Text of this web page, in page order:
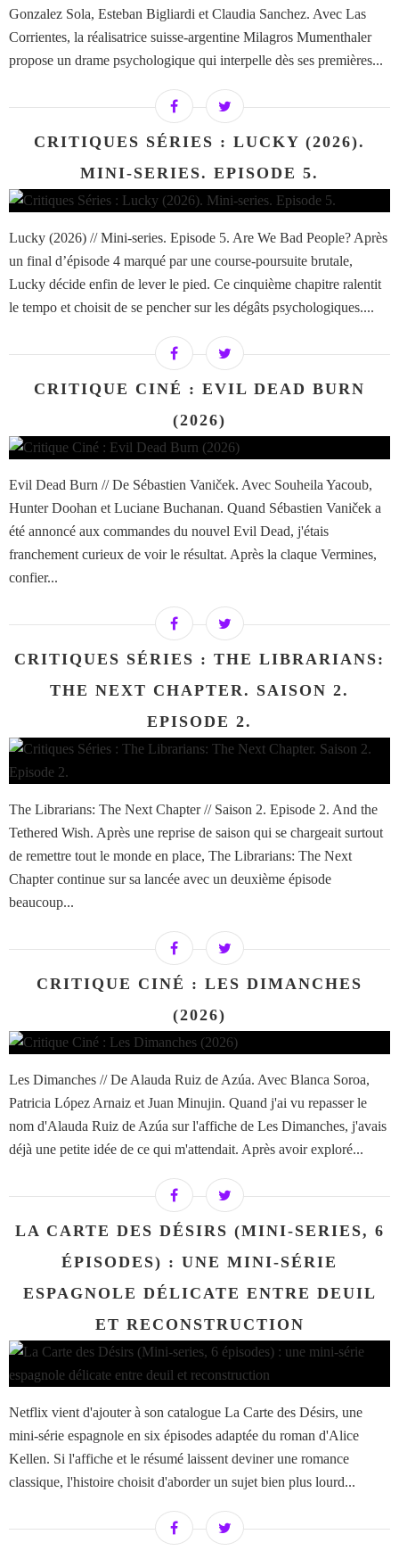
Gonzalez Sola, Esteban Bigliardi et Claudia Sanchez. Avec Las
Corrientes, la réalisatrice suisse-argentine Milagros Mumenthaler
propose un drame psychologique qui interpelle dès ses premières...
CRITIQUES SÉRIES : LUCKY (2026).
MINI-SERIES. EPISODE 5.
Lucky (2026) // Mini-series. Episode 5. Are We Bad People? Après
un final d’épisode 4 marqué par une course-poursuite brutale,
Lucky décide enfin de lever le pied. Ce cinquième chapitre ralentit
le tempo et choisit de se pencher sur les dégâts psychologiques....
CRITIQUE CINÉ : EVIL DEAD BURN
(2026)
Evil Dead Burn // De Sébastien Vaniček. Avec Souheila Yacoub,
Hunter Doohan et Luciane Buchanan. Quand Sébastien Vaniček a
été annoncé aux commandes du nouvel Evil Dead, j'étais
franchement curieux de voir le résultat. Après la claque Vermines,
confier...
CRITIQUES SÉRIES : THE LIBRARIANS:
THE NEXT CHAPTER. SAISON 2.
EPISODE 2.
The Librarians: The Next Chapter // Saison 2. Episode 2. And the
Tethered Wish. Après une reprise de saison qui se chargeait surtout
de remettre tout le monde en place, The Librarians: The Next
Chapter continue sur sa lancée avec un deuxième épisode
beaucoup...
CRITIQUE CINÉ : LES DIMANCHES
(2026)
Les Dimanches // De Alauda Ruiz de Azúa. Avec Blanca Soroa,
Patricia López Arnaiz et Juan Minujin. Quand j'ai vu repasser le
nom d'Alauda Ruiz de Azúa sur l'affiche de Les Dimanches, j'avais
déjà une petite idée de ce qui m'attendait. Après avoir exploré...
LA CARTE DES DÉSIRS (MINI-SERIES, 6
ÉPISODES) : UNE MINI-SÉRIE
ESPAGNOLE DÉLICATE ENTRE DEUIL
ET RECONSTRUCTION
Netflix vient d'ajouter à son catalogue La Carte des Désirs, une
mini-série espagnole en six épisodes adaptée du roman d'Alice
Kellen. Si l'affiche et le résumé laissent deviner une romance
classique, l'histoire choisit d'aborder un sujet bien plus lourd...